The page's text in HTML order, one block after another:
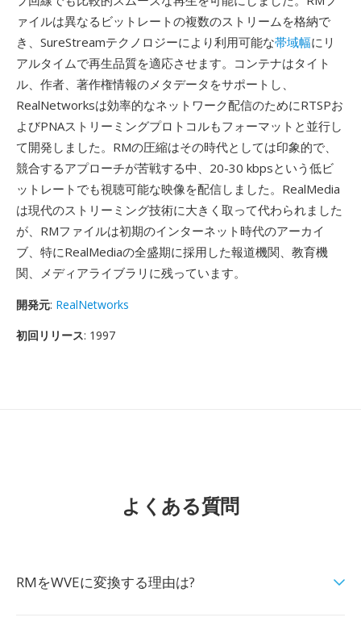
ァイルは異なるビットレートの複数のストリームを格納で
き、SureStreamテクノロジーにより利用可能な帯域幅にリ
アルタイムで再生品質を適応させます。コンテナはタイト
ル、作者、著作権情報のメタデータをサポートし、
RealNetworksは効率的なネットワーク配信のためにRTSPお
よびPNAストリーミングプロトコルもフォーマットと並行し
て開発しました。RMの圧縮はその時代としては印象的で、
競合するアプローチが苦戦する中、20-30 kbpsという低ビ
ットレートでも視聴可能な映像を配信しました。RealMedia
は現代のストリーミング技術に大きく取って代わられました
が、RMファイルは初期のインターネット時代のアーカイ
ブ、特にRealMediaの全盛期に採用した報道機関、教育機
関、メディアライブラリに残っています。
開発元: RealNetworks
初回リリース: 1997
よくある質問
RMをWVEに変換する理由は?